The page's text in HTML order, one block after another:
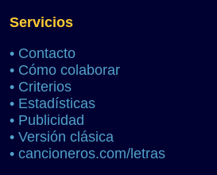
Servicios
• Contacto
• Cómo colaborar
• Criterios
• Estadísticas
• Publicidad
• Versión clásica
• cancioneros.com/letras